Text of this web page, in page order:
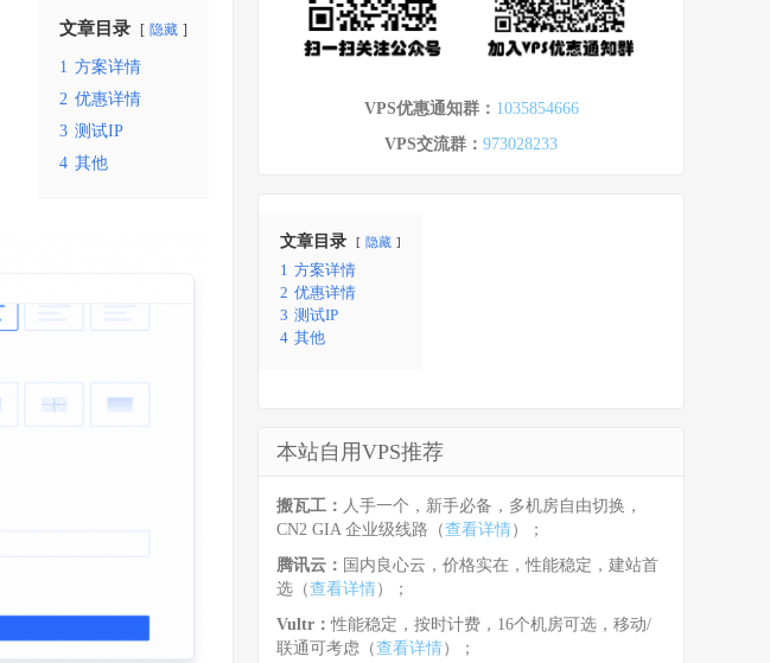
文章目录 隐藏
1 方案详情
2 优惠详情
3 测试IP
4 其他
VPS优惠通知群： 1035854666
VPS交流群： 973028233
文章目录 隐藏
1 方案详情
2 优惠详情
3 测试IP
4 其他
本站自用VPS推荐
搬瓦工： 人手一个，新手必备，多机房自由切换，
CN2 GIA 企业级线路（查看详情）；
腾讯云： 国内良心云，价格实在，性能稳定，建站首
选（查看详情）；
Vultr：性能稳定，按时计费，16个机房可选，移动/
联通可考虑（查看详情）；